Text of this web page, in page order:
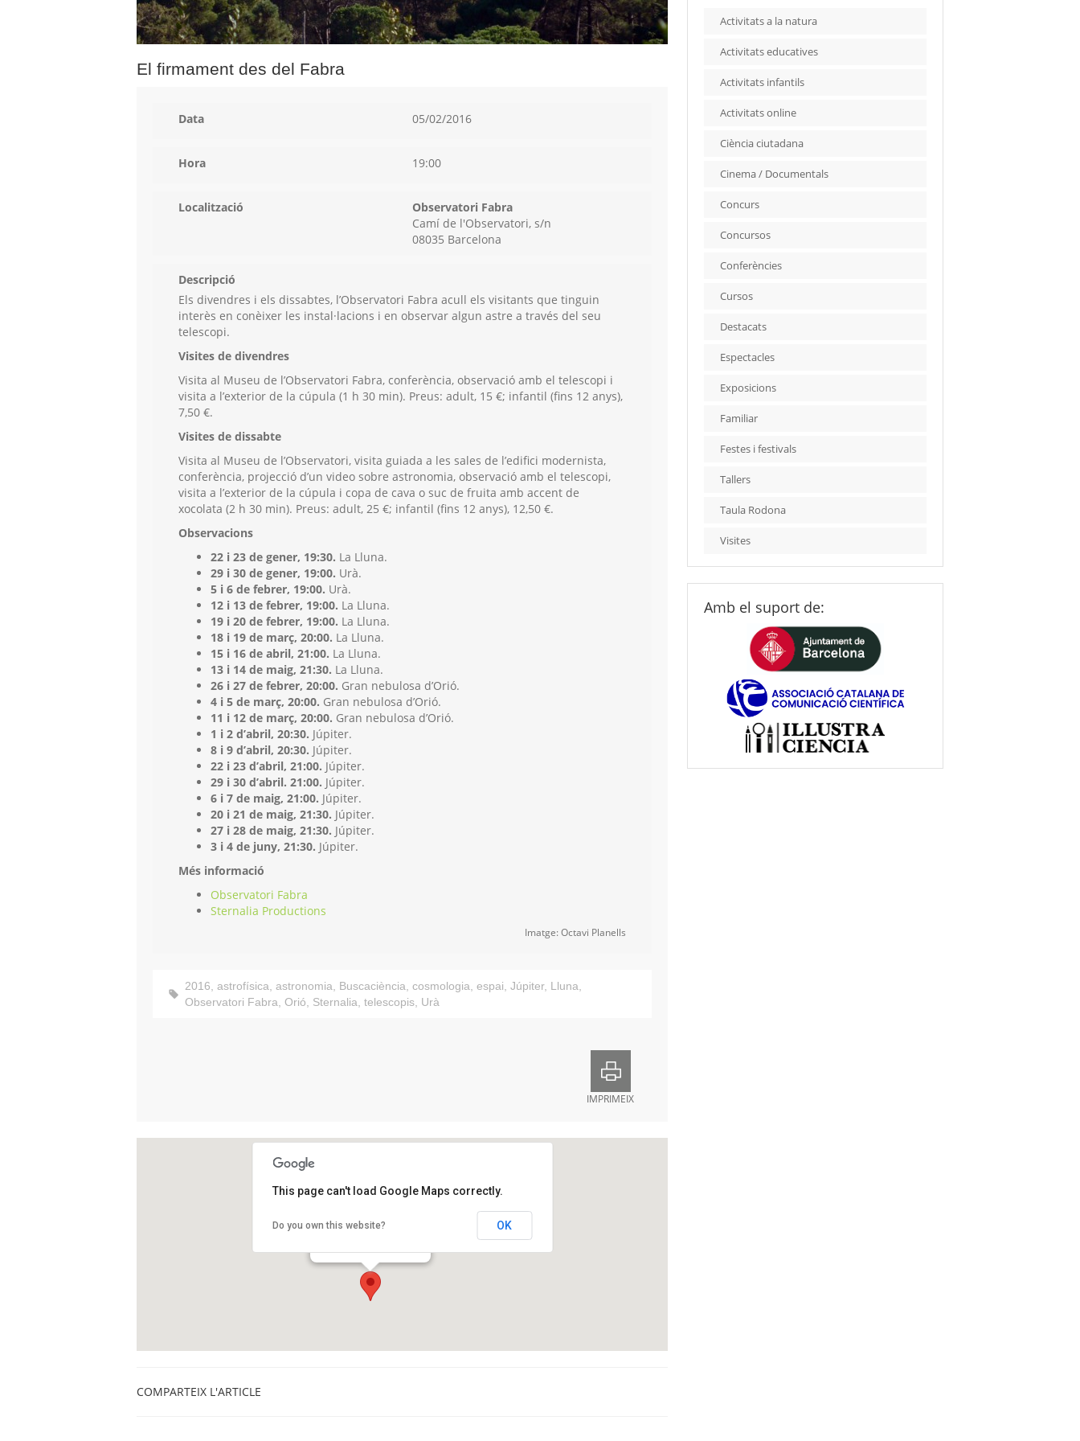
El firmament des del Fabra
Data 05/02/2016
Hora 19:00
Localització
Observatori Fabra
Camí de l'Observatori, s/n
08035 Barcelona
Descripció
Els divendres i els dissabtes, l’Observatori Fabra acull els visitants que tinguin
interès en conèixer les instal·lacions i en observar algun astre a través del seu
telescopi.
Visites de divendres
Visita al Museu de l’Observatori Fabra, conferència, observació amb el telescopi i
visita a l’exterior de la cúpula (1 h 30 min). Preus: adult, 15 €; infantil (fins 12 anys),
7,50 €.
Visites de dissabte
Visita al Museu de l’Observatori, visita guiada a les sales de l’edifici modernista,
conferència, projecció d’un video sobre astronomia, observació amb el telescopi,
visita a l’exterior de la cúpula i copa de cava o suc de fruita amb accent de
xocolata (2 h 30 min). Preus: adult, 25 €; infantil (fins 12 anys), 12,50 €.
Observacions
22 i 23 de gener, 19:30. La Lluna.
29 i 30 de gener, 19:00. Urà.
5 i 6 de febrer, 19:00. Urà.
12 i 13 de febrer, 19:00. La Lluna.
19 i 20 de febrer, 19:00. La Lluna.
18 i 19 de març, 20:00. La Lluna.
15 i 16 de abril, 21:00. La Lluna.
13 i 14 de maig, 21:30. La Lluna.
26 i 27 de febrer, 20:00. Gran nebulosa d’Orió.
4 i 5 de març, 20:00. Gran nebulosa d’Orió.
11 i 12 de març, 20:00. Gran nebulosa d’Orió.
1 i 2 d’abril, 20:30. Júpiter.
8 i 9 d’abril, 20:30. Júpiter.
22 i 23 d’abril, 21:00. Júpiter.
29 i 30 d’abril. 21:00. Júpiter.
6 i 7 de maig, 21:00. Júpiter.
20 i 21 de maig, 21:30. Júpiter.
27 i 28 de maig, 21:30. Júpiter.
3 i 4 de juny, 21:30. Júpiter.
Més informació
Observatori Fabra
Sternalia Productions
Imatge: Octavi Planells
2016, astrofísica, astronomia, Buscaciència, cosmologia, espai, Júpiter, Lluna,
Observatori Fabra, Orió, Sternalia, telescopis, Urà
IMPRIMEIX
Camí de l'Observatori, s/n
This page can't load Google Maps correctly.
Do you own this website? OK
COMPARTEIX L'ARTICLE
Activitats a la natura
Activitats educatives
Activitats infantils
Activitats online
Ciència ciutadana
Cinema / Documentals
Concurs
Concursos
Conferències
Cursos
Destacats
Espectacles
Exposicions
Familiar
Festes i festivals
Tallers
Taula Rodona
Visites
Amb el suport de: